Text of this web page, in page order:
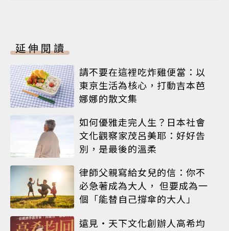
延伸閱讀
請不要在這裡吃炸雞便當：以
東京生活為核心，打動吉本芭
娜娜的散文集
如何優雅走完人生？日本社會
文化觀察家茂呂美耶：好好告
別，是最後的溫柔
律師父親寫給女兒的信：你不
必急著成為大人， 但要成為一
個「能替自己撐傘的大人」
遠見‧天下文化創辦人高希均